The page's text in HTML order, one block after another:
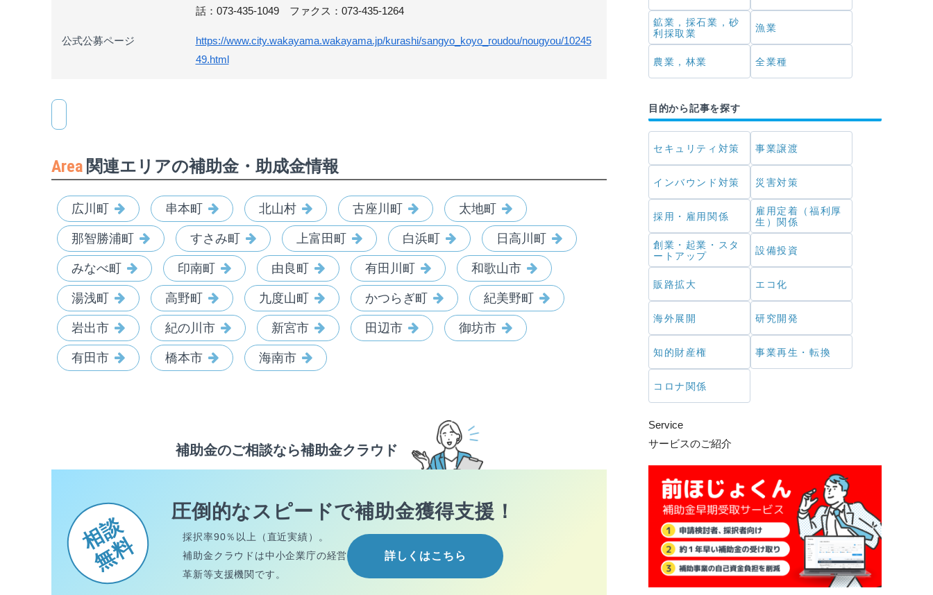
話：073-435-1049 ファクス：073-435-1264
公式公募ページ
https://www.city.wakayama.wakayama.jp/kurashi/sangyo_koyo_roudou/nougyou/10245
49.html
Area 関連エリアの補助金・助成金情報
広川町 串本町 北山村 古座川町 太地町
那智勝浦町 すさみ町 上富田町 白浜町 日高川町
みなべ町 印南町 由良町 有田川町 和歌山市
湯浅町 高野町 九度山町 かつらぎ町 紀美野町
岩出市 紀の川市 新宮市 田辺市 御坊市
有田市 橋本市 海南市
補助金のご相談なら補助金クラウド
相談
無料
圧倒的なスピードで補助金獲得支援！
採択率90％以上（直近実績）。
補助金クラウドは中小企業庁の経営
革新等支援機関です。
詳しくはこちら
鉱業，採石業，砂
利採取業
漁業
農業，林業 全業種
目的から記事を探す
セキュリティ対策 事業譲渡
インバウンド対策 災害対策
採用・雇用関係
雇用定着（福利厚
生）関係
創業・起業・スタ
ートアップ
設備投資
販路拡大 エコ化
海外展開 研究開発
知的財産権 事業再生・転換
コロナ関係
Service
サービスのご紹介